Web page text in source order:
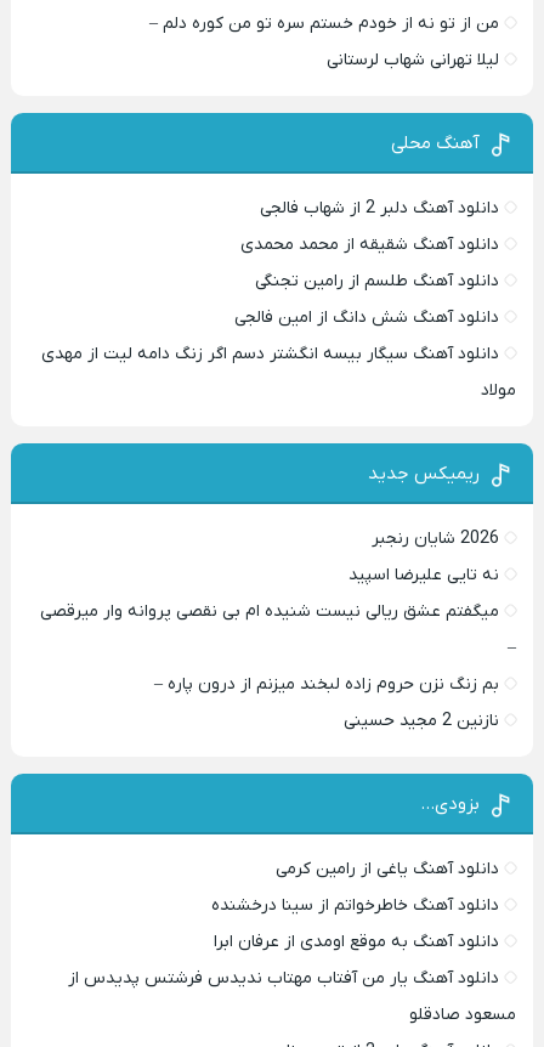
من از تو نه از خودم خستم سره تو من کوره دلم –
لیلا تهرانی شهاب لرستانی
آهنگ محلی
دانلود آهنگ دلبر 2 از شهاب فالجی
دانلود آهنگ شقیقه از محمد محمدی
دانلود آهنگ طلسم از رامین تجنگی
دانلود آهنگ شش دانگ از امین فالجی
دانلود آهنگ سیگار بیسه انگشتر دسم اگر زنگ دامه لیت از مهدی
مولاد
ریمیکس جدید
2026 شایان رنجبر
نه تایی علیرضا اسپید
میگفتم عشق ریالی نیست شنیده ام بی نقصی پروانه وار میرقصی
–
بم زنگ نزن حروم زاده لبخند میزنم از درون پاره –
نازنین 2 مجید حسینی
بزودی…
دانلود آهنگ یاغی از رامین کرمی
دانلود آهنگ خاطرخواتم از سینا درخشنده
دانلود آهنگ به موقع اومدی از عرفان ابرا
دانلود آهنگ یار من آفتاب مهتاب ندیدس فرشتس پدیدس از
مسعود صادقلو